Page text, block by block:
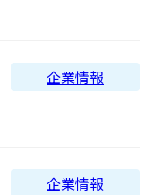
2012
企業情報
企業情報